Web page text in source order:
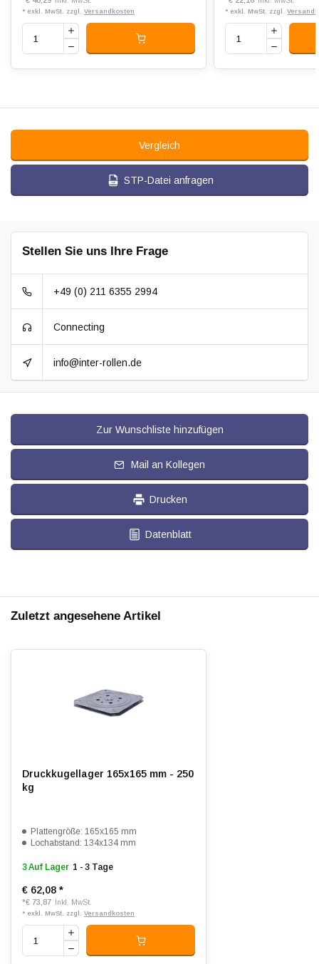
* exkl. MwSt. zzgl. Versandkosten * exkl. MwSt. zzgl.
Vergleich
STP-Datei anfragen
Stellen Sie uns Ihre Frage
+49 (0) 211 6355 2994
Connecting
info@inter-rollen.de
Zur Wunschliste hinzufügen
Mail an Kollegen
Drucken
Datenblatt
Zuletzt angesehene Artikel
Druckkugellager 165x165 mm - 250
kg
Plattengröße: 165x165 mm
Lochabstand: 134x134 mm
3 Auf Lager 1 - 3 Tage
€ 62,08 *
*€ 73,87 Inkl. MwSt.
* exkl. MwSt. zzgl. Versandkosten